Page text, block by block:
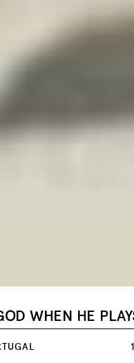
WHEN HE
1997
Mariana